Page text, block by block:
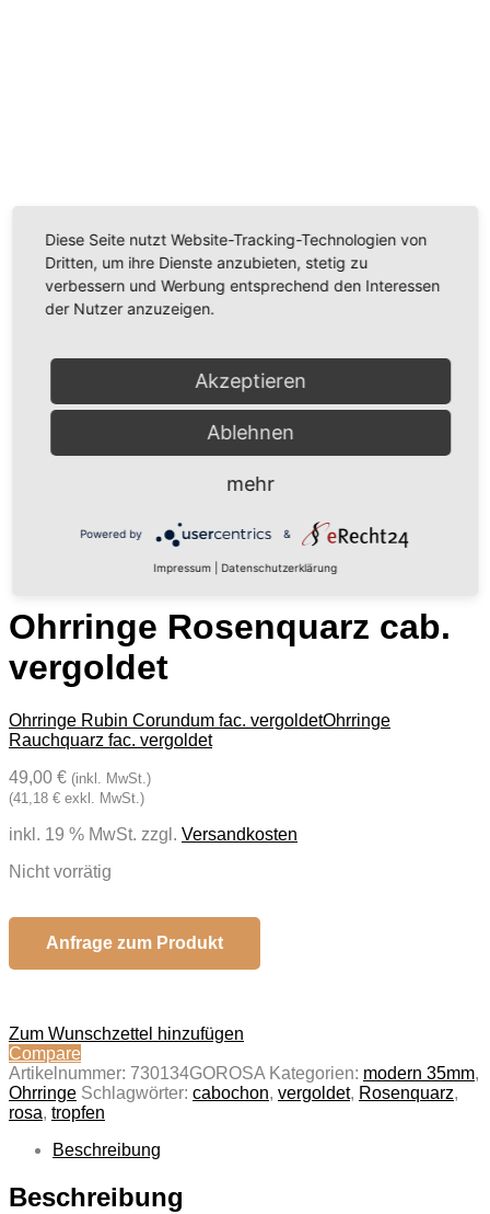
durch und stimmen Sie der Nutzung des Service zu,
um dieses Video anzusehen.
Mehr Informationen
Akzeptieren
Powered byUsercentrics Consent Management
Platform
Ohrringe Rosenquarz cab.
vergoldet
Ohrringe Rubin Corundum fac. vergoldetOhrringe
Rauchquarz fac. vergoldet
49,00 € (inkl. MwSt.)
(41,18 € exkl. MwSt.)
inkl. 19 % MwSt. zzgl. Versandkosten
Nicht vorrätig
Anfrage zum Produkt
Zum Wunschzettel hinzufügen
Compare
Artikelnummer: 730134GOROSA Kategorien: modern 35mm,
Ohrringe Schlagwörter: cabochon, vergoldet, Rosenquarz,
rosa, tropfen
Beschreibung
Beschreibung
Diese Seite nutzt Website-Tracking-Technologien von
Dritten, um ihre Dienste anzubieten, stetig zu
verbessern und Werbung entsprechend den Interessen
der Nutzer anzuzeigen.
Akzeptieren
Ablehnen
mehr
Powered by &
Impressum Datenschutzerklärung